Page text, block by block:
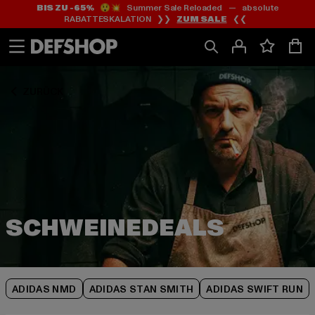
Zum
Inhalt
springen
Zum
Fußzeile
springen
BIS ZU -65%😲💥 Summer Sale Reloaded — absolute
RABATTESKALATION ❯❯ ZUM SALE ❮❮
ADIDAS NMD ADIDAS STAN SMITH ADIDAS SWIFT RUN
Zum
Produktraster
springen